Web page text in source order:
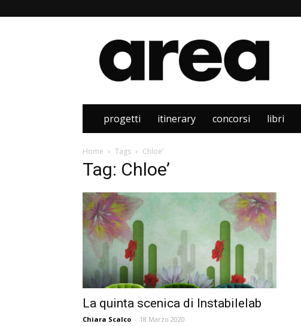
Area
progetti itinerary concorsi libri
Home Tags Chloe’
Tag: Chloe’
La quinta scenica di Instabilelab
Chiara Scalco - 18 Marzo 2020